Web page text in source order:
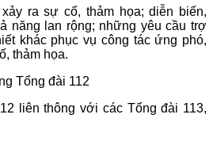
ra sự cố, thảm họa; diễn biến,
năng lan rộng; những yêu cầu trợ
khác phục vụ công tác ứng phó,
thảm họa.
Tổng đài 112
liên thông với các Tổng đài 113,